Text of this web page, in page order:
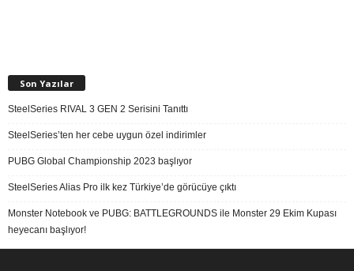
Son Yazılar
SteelSeries RIVAL 3 GEN 2 Serisini Tanıttı
SteelSeries’ten her cebe uygun özel indirimler
PUBG Global Championship 2023 başlıyor
SteelSeries Alias Pro ilk kez Türkiye’de görücüye çıktı
Monster Notebook ve PUBG: BATTLEGROUNDS ile Monster 29 Ekim Kupası
heyecanı başlıyor!